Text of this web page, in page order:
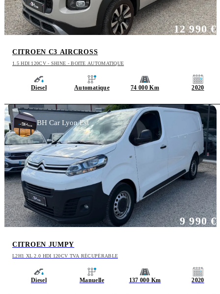
CITROEN C3 AIRCROSS
1.5 HDI 120CV - SHINE - BOITE AUTOMATIQUE
Diesel Automatique 74 000 Km 2020
12 990 €
CITROEN JUMPY
L2H1 XL 2.0 HDI 120CV TVA RÉCUPÉRABLE
Diesel Manuelle 137 000 Km 2020
9 990 €
BH Car Lyon Est